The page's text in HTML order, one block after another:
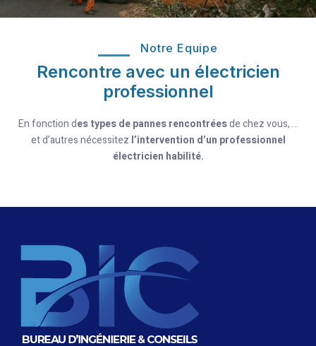
Notre Equipe
Rencontre avec un électricien
professionnel
En fonction des types de pannes rencontréesde chez vous, …
et d’autres nécessitez l’intervention d’un professionnel
électricien habilité.